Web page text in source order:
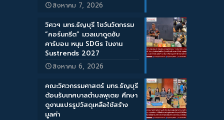
สิงหาคม 7, 2026
วิศวฯ มทร.ธัญบุรี โชว์นวัตกรรม
“คอร์นกรีต” มวลเบาดูดซับ
คาร์บอน หนุน SDGs ในงาน
Sustrends 2027
สิงหาคม 6, 2026
คณะวิศวกรรมศาสตร์ มทร.ธัญบุรี
ต้อนรับเทศบาลตำบลพุเตย ศึกษา
ดูงานแปรรูปวัสดุเหลือใช้สร้าง
มูลค่า